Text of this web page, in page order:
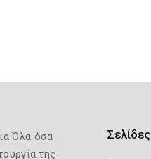
Όλα όσα
της
Σελίδες